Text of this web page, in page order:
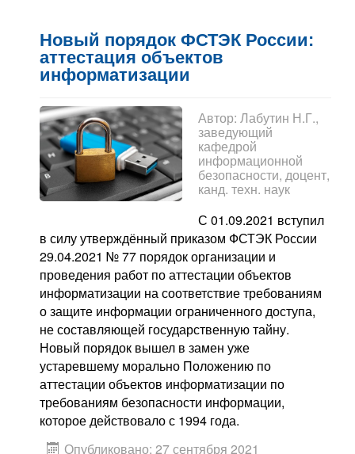
Новый порядок ФСТЭК России:
аттестация объектов
информатизации
Автор: Лабутин Н.Г.,
заведующий
кафедрой
информационной
безопасности, доцент,
канд. техн. наук
С 01.09.2021 вступил
в силу утверждённый приказом ФСТЭК России
29.04.2021 № 77 порядок организации и
проведения работ по аттестации объектов
информатизации на соответствие требованиям
о защите информации ограниченного доступа,
не составляющей государственную тайну.
Новый порядок вышел в замен уже
устаревшему морально Положению по
аттестации объектов информатизации по
требованиям безопасности информации,
которое действовало с 1994 года.
Опубликовано: 27 сентября 2021